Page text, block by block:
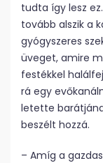
tudta így lesz
tovább alszik a
gyógyszeres
üveget, amire
festékkel
rá egy
letette
beszélt hozzá.
– Amíg a